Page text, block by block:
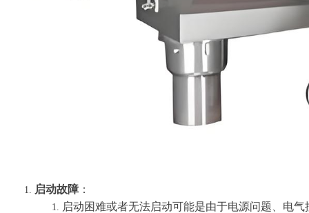
启动故障 ：
启动困难或者无法启动可能是由于电源问题、电